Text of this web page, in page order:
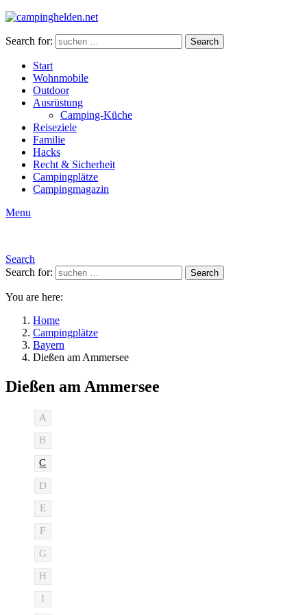
Search for: Search
Start
Wohnmobile
Outdoor
Ausrüstung
Camping-Küche
Reiseziele
Familie
Hacks
Recht & Sicherheit
Campingplätze
Campingmagazin
Menu
Search
Search for:
Search
You are here:
Home
Campingplätze
Bayern
Dießen am Ammersee
Dießen am Ammersee
A
B
C
D
E
F
G
H
I